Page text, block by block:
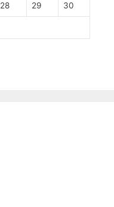
28 29 30